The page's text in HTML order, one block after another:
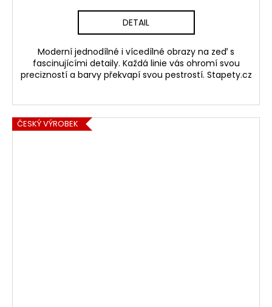
DETAIL
Moderní jednodílné i vícedílné obrazy na zeď s
fascinujícími detaily. Každá linie vás ohromí svou
precizností a barvy překvapí svou pestrostí. Stapety.cz
ČESKÝ VÝROBEK